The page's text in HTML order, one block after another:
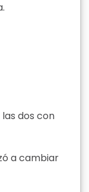
dos con
a cambiar